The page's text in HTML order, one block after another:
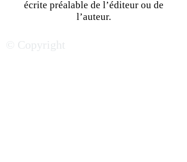
5 Traits de Caractère
Plaisent Vraiment Aux
écrite préalable de l’éditeur ou de
l’auteur.
© Copyright